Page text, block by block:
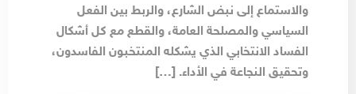
والاستماع إلى نبض الشارع، والربط بين الفعل
السياسي والمصلحة العامة، والقطع مع كل أشكال
الفساد الانتخابي الذي يشكله المنتخبون الفاسدون،
وتحقيق النجاعة في الأداء. […]